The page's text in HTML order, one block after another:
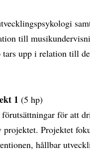
till
upp i relation till
1 (5 hp)
för att
Projektet
hållbar